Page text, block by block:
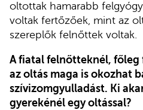
oltottak hamarabb
voltak fertőzőek, mint az
szereplők felnőttek voltak.
A fiatal felnőtteknél,
az oltás maga is okozhat
szívizomgyulladást. Ki
gyerekénél egy oltással?